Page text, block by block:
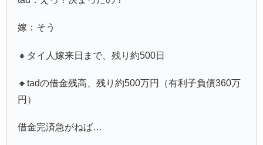
嫁：そう
🔸タイ人嫁来日まで、残り約500日
🔸tadの借金残高、残り約500万円（有利子負債360万
円）
借金完済急がねば…